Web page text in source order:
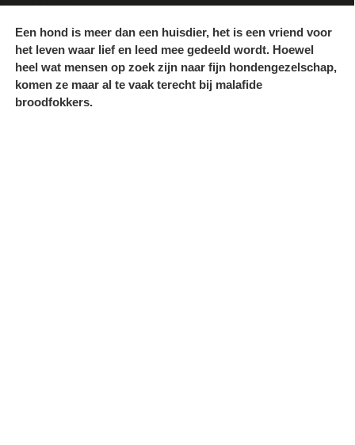
Een hond is meer dan een huisdier, het is een vriend voor
het leven waar lief en leed mee gedeeld wordt. Hoewel
heel wat mensen op zoek zijn naar fijn hondengezelschap,
komen ze maar al te vaak terecht bij malafide
broodfokkers.